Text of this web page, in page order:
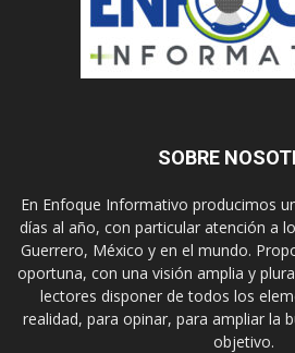
SOBRE
En Enfoque Informativo producimos
días al año, con particular atención a
Guerrero, México y en el mundo.
oportuna, con una visión amplia y
lectores disponer de todos los
realidad, para opinar, para ampliar la
objetivo.